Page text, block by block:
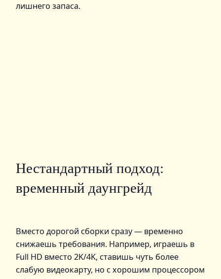
лишнего запаса.
Нестандартный подход:
временный даунгрейд
Вместо дорогой сборки сразу — временно
снижаешь требования. Например, играешь в
Full HD вместо 2K/4K, ставишь чуть более
слабую видеокарту, но с хорошим процессором